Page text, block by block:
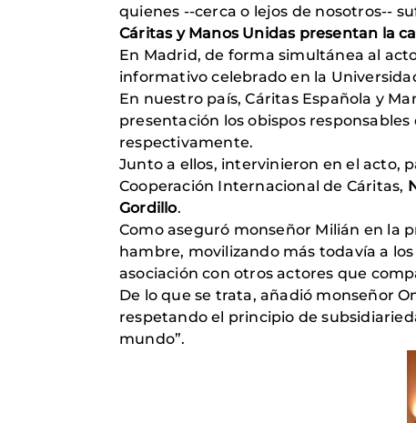
quienes --cerca o lejos de nosotros--
Cáritas y Manos Unidas presentan la
En Madrid, de forma simultánea al
informativo celebrado en la
En nuestro país, Cáritas Española y
presentación los obispos
respectivamente.
Junto a ellos, intervinieron en el acto,
Cooperación Internacional de Cáritas,
Gordillo.
Como aseguró monseñor Milián en la
hambre, movilizando más todavía a
asociación con otros actores que
De lo que se trata, añadió monseñor
respetando el principio de
mundo”.